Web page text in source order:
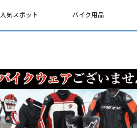
人気スポット バイク用品